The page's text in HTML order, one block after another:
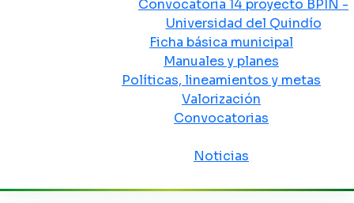
Convocatoria 14 proyecto BPIN -
Universidad del Quindío
Ficha básica municipal
Manuales y planes
Políticas, lineamientos y metas
Valorización
Convocatorias
Noticias